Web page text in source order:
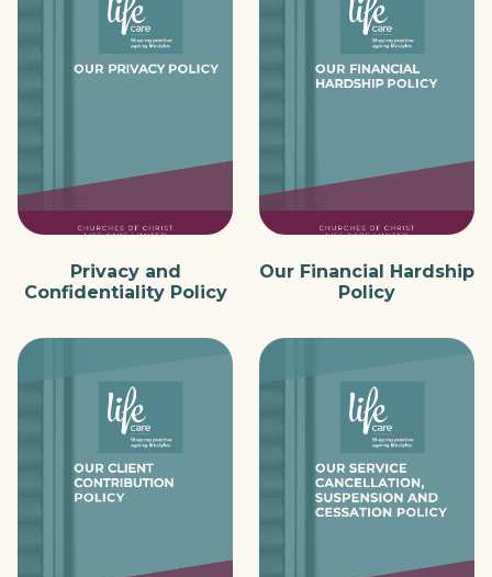
Privacy and
Confidentiality Policy
Our Financial Hardship
Policy